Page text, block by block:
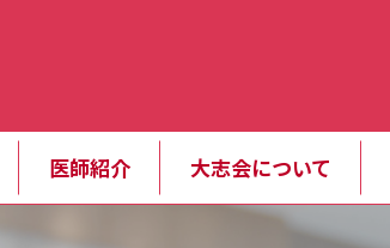
医師紹介 大志会について